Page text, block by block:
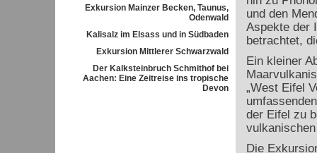
Exkursion Mainzer Becken, Taunus,
Odenwald
Kalisalz im Elsass und in Südbaden
Exkursion Mittlerer Schwarzwald
Der Kalksteinbruch Schmithof bei
Aachen: Eine Zeitreise ins tropische
Devon
und den
Aspekte der
betrachtet,
Ein kleiner
„West Eifel
der Eifel zu
Die